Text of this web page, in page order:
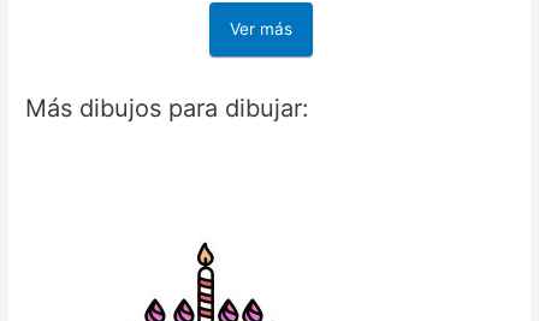
Ver más
Más dibujos para dibujar: